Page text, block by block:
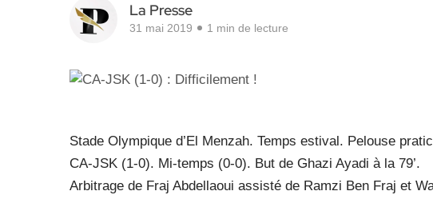
La Presse
31 mai 2019 1 min de lecture
Stade Olympique d’El Menzah. Temps estival. Pelouse
CA-JSK (1-0). Mi-temps (0-0). But de Ghazi Ayadi à la 79’.
Arbitrage de Fraj Abdellaoui assisté de Ramzi Ben Fraj et